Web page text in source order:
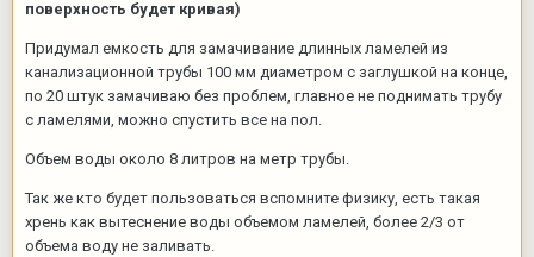
поверхность будет кривая)
Придумал емкость для замачивание длинных ламелей из
канализационной трубы 100 мм диаметром с заглушкой на конце,
по 20 штук замачиваю без проблем, главное не поднимать трубу
с ламелями, можно спустить все на пол.
Объем воды около 8 литров на метр трубы.
Так же кто будет пользоваться вспомните физику, есть такая
хрень как вытеснение воды объемом ламелей, более 2/3 от
объема воду не заливать.